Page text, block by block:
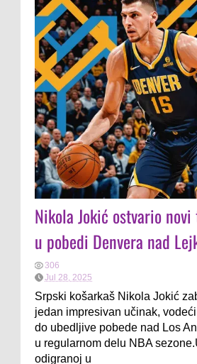
Nikola Jokić ostvario
u pobedi Denvera nad
306
Jul 28, 2025
Srpski košarkaš Nikola Jokić
jedan impresivan učinak,
do ubedljive pobede nad Los
u regularnom delu NBA
odigranoj u